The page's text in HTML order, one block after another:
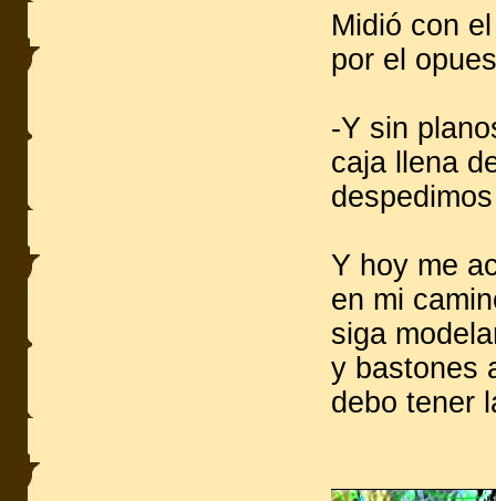
Midió con
por el
-Y sin
caja llena
Y hoy me
en mi
siga
y bastones
debo tener